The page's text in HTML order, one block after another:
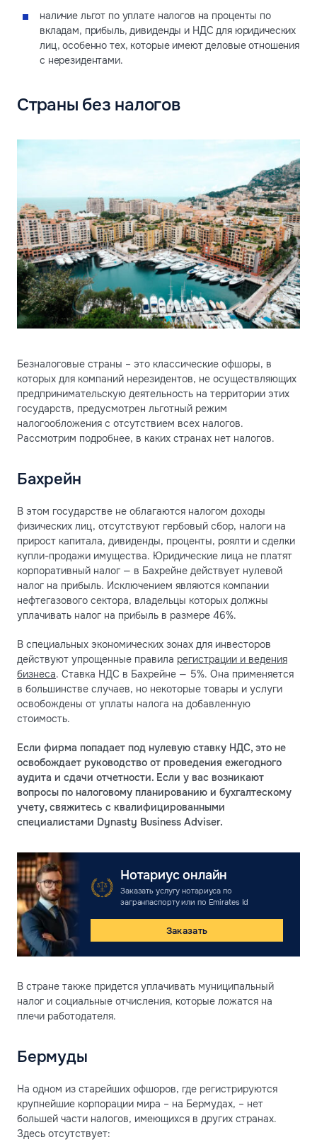
наличие льгот по уплате налогов на проценты по
вкладам, прибыль, дивиденды и НДС для юридических
лиц, особенно тех, которые имеют деловые отношения
с нерезидентами.
Страны без налогов
Безналоговые страны – это классические офшоры, в
которых для компаний нерезидентов, не осуществляющих
предпринимательскую деятельность на территории этих
государств, предусмотрен льготный режим
налогообложения с отсутствием всех налогов.
Рассмотрим подробнее, в каких странах нет налогов.
Бахрейн
В этом государстве не облагаются налогом доходы
физических лиц, отсутствуют гербовый сбор, налоги на
прирост капитала, дивиденды, проценты, роялти и сделки
купли-продажи имущества. Юридические лица не платят
корпоративный налог — в Бахрейне действует нулевой
налог на прибыль. Исключением являются компании
нефтегазового сектора, владельцы которых должны
уплачивать налог на прибыль в размере 46%.
В специальных экономических зонах для инвесторов
действуют упрощенные правила регистрации и ведения
бизнеса. Ставка НДС в Бахрейне — 5%. Она применяется
в большинстве случаев, но некоторые товары и услуги
освобождены от уплаты налога на добавленную
стоимость.
Если фирма попадает под нулевую ставку НДС, это не
освобождает руководство от проведения ежегодного
аудита и сдачи отчетности. Если у вас возникают
вопросы по налоговому планированию и бухгалтескому
учету, свяжитесь с квалифицированными
специалистами Dynasty Business Adviser.
Нотариус онлайн
Заказать услугу нотариуса по
загранпаспорту или по Emirates Id
Заказать
В стране также придется уплачивать муниципальный
налог и социальные отчисления, которые ложатся на
плечи работодателя.
Бермуды
На одном из старейших офшоров, где регистрируются
крупнейшие корпорации мира – на Бермудах, – нет
большей части налогов, имеющихся в других странах.
Здесь отсутствует: